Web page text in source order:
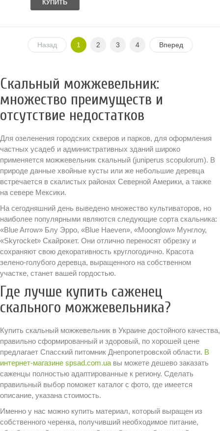
КУПИТЬ
Назад 1 2 3 4 Вперед
Скальный можжевельник:
множество преимуществ и
отсутствие недостатков
Для озеленения городских скверов и парков, для оформления
частных усадеб и административных зданий широко
применяется можжевельник скальный (juniperus scopulorum). В
природе данные хвойные кусты или же небольшие деревца
встречается в скалистых районах Северной Америки, а также
на севере Мексики.
На сегодняшний день выведено множество культиваторов, но
наиболее популярными являются следующие сорта скальника:
«Blue Arrow» Блу Эрро, «Blue Haeven», «Moonglow» Mунглоу,
«Skyrocket» Скайрокет. Они отлично переносят обрезку и
сохраняют свою декоративность круглогодично. Красота
зелено-голубого деревца, выращенного на собственном
участке, станет вашей гордостью.
Где лучше купить саженец
скального можжевельника?
Купить скальный можжевельник в Украине достойного качества,
правильно сформированный и здоровый, по хорошей цене
предлагает Спасский питомник Днепропетровской области. В
интернет-магазине spsad.com.ua вы можете дешево заказать
саженцы полностью адаптированные к региону. Сделать
правильный выбор поможет каталог с фото, где имеется
описание, указана стоимость.
Именно у нас можно купить материал, который выращен из
собственного черенка, получивший необходимое питание,